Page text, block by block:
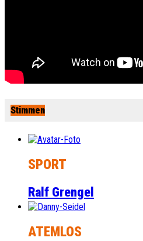
Stimmen
SPORT
Ralf Grengel
ATEMLOS